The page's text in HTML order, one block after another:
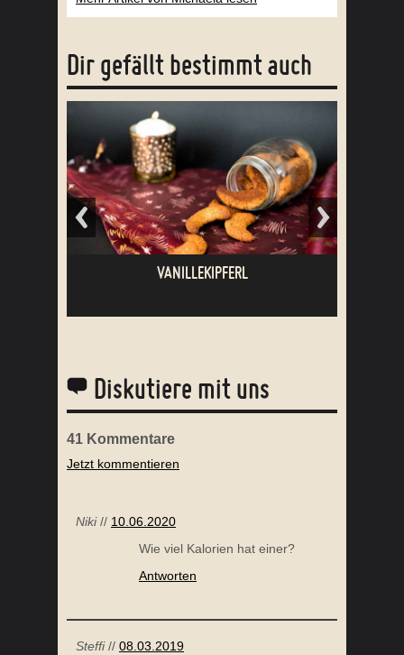
Dir gefällt bestimmt auch
ZEBRAKUCHEN
Diskutiere mit uns
41 Kommentare
Jetzt kommentieren
Niki// 10.06.2020
Wie viel Kalorien hat einer?
Antworten
Steffi// 08.03.2019